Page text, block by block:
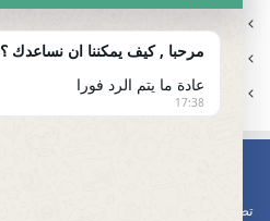
كهربائي
تسليك مجاري محافظه مبارك الكبير
تصليح مضخات
مرحبا , كيف يمكننا ان نساعدك ؟
عادة ما يتم الرد فورا
17:38